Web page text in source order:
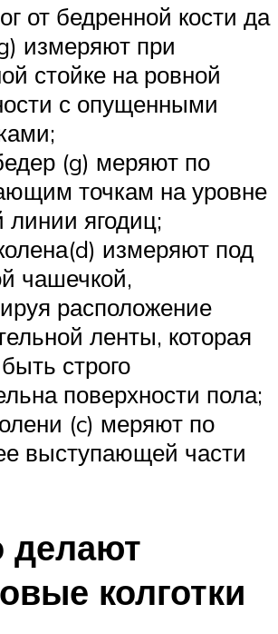
от бедренной кости да
измеряют при
стойке на ровной
с опущенными
(g) меряют по
точкам на уровне
линии ягодиц;
измеряют под
чашечкой,
расположение
ленты, которая
строго
поверхности пола;
(c) меряют по
выступающей части
делают
колготки